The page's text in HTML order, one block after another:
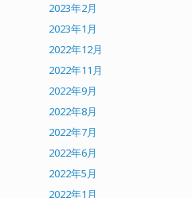
2023年2月
2023年1月
2022年12月
2022年11月
2022年9月
2022年8月
2022年7月
2022年6月
2022年5月
2022年1月